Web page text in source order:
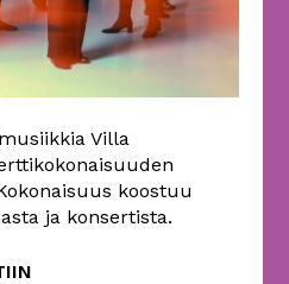
Villa
koostuu
ja konsertista.